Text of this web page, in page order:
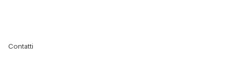
Contatti
Banchi e postazioni di montaggio standard